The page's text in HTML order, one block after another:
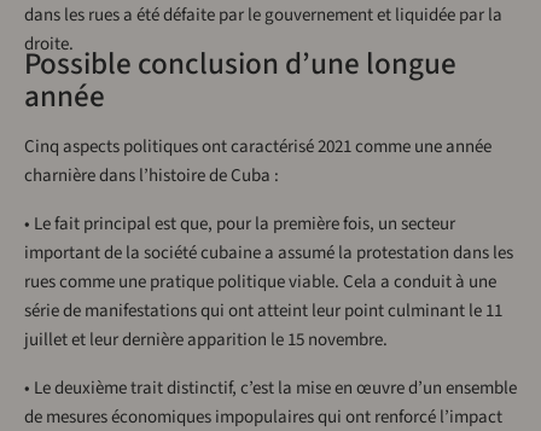
dans les rues a été défaite par le gouvernement et liquidée par la
droite.
Possible conclusion d’une longue
année
Cinq aspects politiques ont caractérisé 2021 comme une année
charnière dans l’histoire de Cuba :
• Le fait principal est que, pour la première fois, un secteur
important de la société cubaine a assumé la protestation dans les
rues comme une pratique politique viable. Cela a conduit à une
série de manifestations qui ont atteint leur point culminant le 11
juillet et leur dernière apparition le 15 novembre.
• Le deuxième trait distinctif, c’est la mise en œuvre d’un ensemble
de mesures économiques impopulaires qui ont renforcé l’impact